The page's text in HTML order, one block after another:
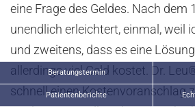
Beratungstermin
Patientenberichte
eine Frage des Geldes. Nach dem
unendlich erleichtert, einmal, weil
und zweitens, dass es eine
allerdings viel Geld kostet. Dr.
schnell einen Kostenvoranschlag